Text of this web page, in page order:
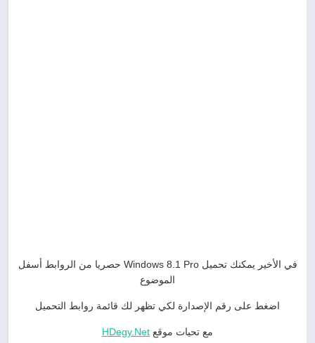
في الأخير يمكنك تحميل Windows 8.1 Pro حصريا من الروابط أسفل
الموضوع
اضغط على رقم الإصدارة لكي تظهر لك قائمة روابط التحميل
مع تحيات موقع HDegy.Net